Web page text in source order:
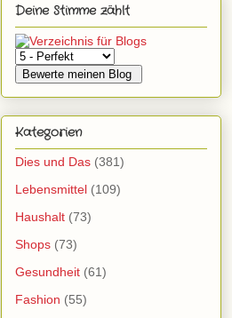
Deine Stimme zählt
Kategorien
Dies und Das (381)
Lebensmittel (109)
Haushalt (73)
Shops (73)
Gesundheit (61)
Fashion (55)